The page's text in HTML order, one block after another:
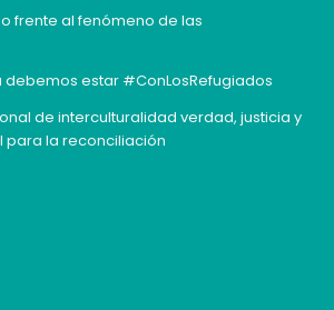
frente al fenómeno de las
debemos estar #ConLosRefugiados
de interculturalidad verdad, justicia y
para la reconciliación